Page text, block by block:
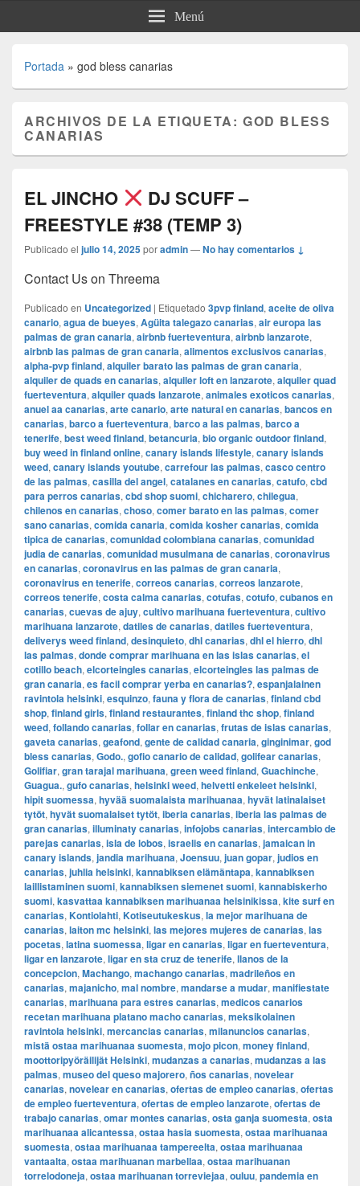
Menú
Portada » god bless canarias
ARCHIVOS DE LA ETIQUETA:GOD BLESS
CANARIAS
EL JINCHO
DJ SCUFF –
FREESTYLE #38 (TEMP 3)
Publicado el julio 14, 2025poradmin—No hay comentarios ↓
Contact Us on Threema
Publicado en Uncategorized | Etiquetado 3pvp finland, aceite de oliva
canario, agua de bueyes, Agüita talegazo canarias, air europa las
palmas de gran canaria, airbnb fuerteventura, airbnb lanzarote,
airbnb las palmas de gran canaria, alimentos exclusivos canarias,
alpha-pvp finland, alquiler barato las palmas de gran canaria,
alquiler de quads en canarias, alquiler loft en lanzarote, alquiler quad
fuerteventura, alquiler quads lanzarote, animales exoticos canarias,
anuel aa canarias, arte canario, arte natural en canarias, bancos en
canarias, barco a fuerteventura, barco a las palmas, barco a
tenerife, best weed finland, betancuria, bio organic outdoor finland,
buy weed in finland online, canary islands lifestyle, canary islands
weed, canary islands youtube, carrefour las palmas, casco centro
de las palmas, casilla del angel, catalanes en canarias, catufo, cbd
para perros canarias, cbd shop suomi, chicharero, chilegua,
chilenos en canarias, choso, comer barato en las palmas, comer
sano canarias, comida canaria, comida kosher canarias, comida
tipica de canarias, comunidad colombiana canarias, comunidad
judia de canarias, comunidad musulmana de canarias, coronavirus
en canarias, coronavirus en las palmas de gran canaria,
coronavirus en tenerife, correos canarias, correos lanzarote,
correos tenerife, costa calma canarias, cotufas, cotufo, cubanos en
canarias, cuevas de ajuy, cultivo marihuana fuerteventura, cultivo
marihuana lanzarote, datiles de canarias, datiles fuerteventura,
deliverys weed finland, desinquieto, dhl canarias, dhl el hierro, dhl
las palmas, donde comprar marihuana en las islas canarias, el
cotillo beach, elcorteingles canarias, elcorteingles las palmas de
gran canaria, es facil comprar yerba en canarias?, espanjalainen
ravintola helsinki, esquinzo, fauna y flora de canarias, finland cbd
shop, finland girls, finland restaurantes, finland thc shop, finland
weed, follando canarias, follar en canarias, frutas de islas canarias,
gaveta canarias, geafond, gente de calidad canaria, ginginimar, god
bless canarias, Godo., gofio canario de calidad, golifear canarias,
Golifiar, gran tarajal marihuana, green weed finland, Guachinche,
Guagua., gufo canarias, helsinki weed, helvetti enkeleet helsinki,
hipit suomessa, hyvää suomalaista marihuanaa, hyvät latinalaiset
tytöt, hyvät suomalaiset tytöt, iberia canarias, iberia las palmas de
gran canarias, illuminaty canarias, infojobs canarias, intercambio de
parejas canarias, isla de lobos, israelis en canarias, jamaican in
canary islands, jandia marihuana, Joensuu, juan gopar, judios en
canarias, juhlia helsinki, kannabiksen elämäntapa, kannabiksen
laillistaminen suomi, kannabiksen siemenet suomi, kannabiskerho
suomi, kasvattaa kannabiksen marihuanaa helsinikissa, kite surf en
canarias, Kontiolahti, Kotiseutukeskus, la mejor marihuana de
canarias, laiton mc helsinki, las mejores mujeres de canarias, las
pocetas, latina suomessa, ligar en canarias, ligar en fuerteventura,
ligar en lanzarote, ligar en sta cruz de tenerife, llanos de la
concepcion, Machango, machango canarias, madrileños en
canarias, majanicho, mal nombre, mandarse a mudar, manifiestate
canarias, marihuana para estres canarias, medicos canarios
recetan marihuana platano macho canarias, meksikolainen
ravintola helsinki, mercancias canarias, milanuncios canarias,
mistä ostaa marihuanaa suomesta, mojo picon, money finland,
moottoripyöräilijät Helsinki, mudanzas a canarias, mudanzas a las
palmas, museo del queso majorero, ños canarias, novelear
canarias, novelear en canarias, ofertas de empleo canarias, ofertas
de empleo fuerteventura, ofertas de empleo lanzarote, ofertas de
trabajo canarias, omar montes canarias, osta ganja suomesta, osta
marihuanaa alicantessa, ostaa hasia suomesta, ostaa marihuanaa
suomesta, ostaa marihuanaa tampereelta, ostaa marihuanaa
vantaalta, ostaa marihuanan marbellaa, ostaa marihuanan
torrelodoneja, ostaa marihuanan torreviejaa, ouluu, pandemia en